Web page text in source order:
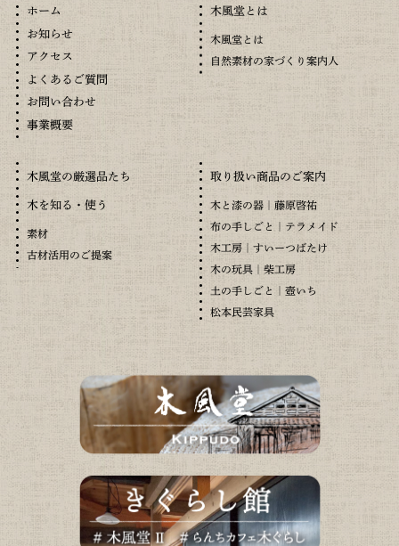
ホーム
お知らせ
アクセス
よくあるご質問
お問い合わせ
事業概要
木風堂とは
木風堂とは
自然素材の家づくり案内人
木風堂の厳選品たち
木を知る・使う
素材
古材活用のご提案
取り扱い商品のご案内
木と漆の器｜藤原啓祐
布の手しごと｜テラメイド
木工房｜すいーつばたけ
木の玩具｜柴工房
土の手しごと｜壺いち
松本民芸家具